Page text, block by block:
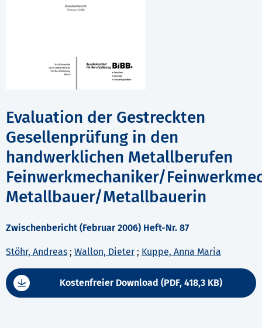
Evaluation der Gestreckten
Gesellenprüfung in den
handwerklichen Metallberufen
Feinwerkmechaniker/
Metallbauer/Metallbauerin
Zwischenbericht (Februar 2006) Heft-Nr. 87
Stöhr, Andreas ; Wallon, Dieter ; Kuppe, Anna Maria
Kostenfreier Download (PDF, 418,3 KB)